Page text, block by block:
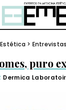
> Entrevistas
puro
Dermica